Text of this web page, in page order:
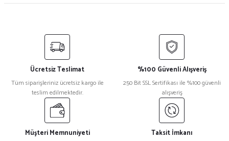
Ücretsiz Teslimat
Tüm siparişleriniz ücretsiz kargo ile
teslim edilmektedir.
%100 Güvenli Alışveriş
250 Bit SSL Sertifikası ile %100 güvenli
alışveriş
Müşteri Memnuniyeti Taksit İmkanı